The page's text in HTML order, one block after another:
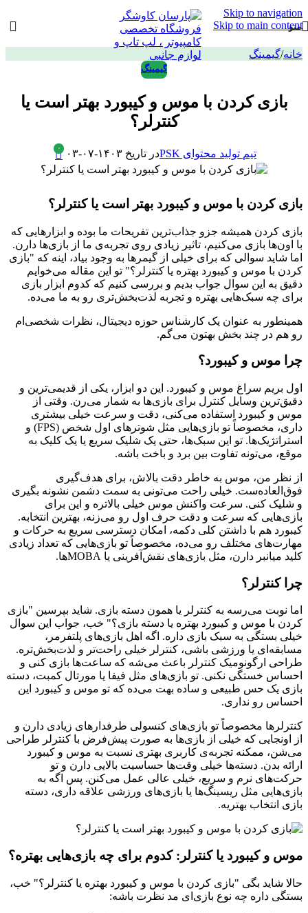
Skip to navigation
Skip to main content
منو
خانه/گیمینگ
گیمینگ
بازی کردن با موس و کیبورد بهتر است یا
کنترلر؟
تیم تولید محتوای PSK در تاریخ ۱۴۰۳-۰۷-۰۳ ۰
بازی کردن با موس و کیبورد بهتر است یا کنترلر؟
بازی کردن همیشه جزو جذاب‌ترین تفریحات ما بوده و ابزارهایی که
با اون‌ها بازی می‌کنیم، تاثیر زیادی روی تجربه‌ی ما از بازی‌ها دارن.
اما شاید سوالی که برای خیلی از گیمرها به وجود بیاد، اینه که "بازی
کردن با موس و کیبورد بهتره یا کنترلر؟" تو این مقاله می‌خوایم
دقیق به این سوال جواب بدیم و بررسی کنیم که کدوم ابزار بازی
برای چه سبک‌هایی بهتره و تجربه لذت‌بخش‌تری رو به ما می‌ده.
همینطور به عنوان یک کارشناس حوزه دیجیتال، نظرات شخصی‌ام
رو هم در چند بخش بهتون می‌گم.
چرا موس و کیبورد؟
اول بریم سراغ موس و کیبورد. این دو ابزار، یکی از قدیمی‌ترین و
دقیق‌ترین وسایل کنترل برای بازی‌ها به شمار می‌رن. وقتی از
موس و کیبورد استفاده می‌کنی، دقت و سرعت خیلی بیشتری
داری، مخصوصاً تو بازی‌هایی مثل شوترهای اول شخص (FPS) و
استراتژیک‌ها. تو این سبک‌ها، حتی یک شلیک سریع یا یک کلیک به
موقع، می‌تونه تفاوت بین برد و باخت باشه.
از نظر من، موس به خاطر دقت بالاش، برای هدف‌گیری
فوق‌العاده‌ست. خیلی راحت می‌تونی به سمت دشمن نشونه بگیری
و شلیک کنی. سرعت واکنش موس خیلی بالاتره و این برای
بازی‌هایی که سرعت و دقت حرف اول رو می‌زنه، بهترین انتخابه.
کیبورد هم با داشتن کلی دکمه، امکان دسترسی سریع به حرکات و
مهارت‌های مختلف رو می‌ده، مخصوصاً تو بازی‌هایی که تعداد زیادی
کلید میانبر دارن، مثل بازی‌های نقش‌آفرینی یا MOBAها.
چرا کنترلر؟
اما نوبت می‌رسه به کنترلر یا همون دسته بازی. شاید بپرسین "بازی
کردن با موس و کیبورد بهتره یا دسته بازی؟" خب، جواب این سوال
خیلی بستگی به سبک بازی داره. اگه اهل بازی‌های پلتفرمر،
مسابقه‌ای یا ورزشی باشی، کنترلر خیلی راحت‌تر و لذت‌بخش‌تره.
طراحی ارگونومیک کنترلر باعث می‌شه که ساعت‌ها بازی کنی و
احساس خستگی نکنی. تو بازی‌های مثل فیفا یا مورتال کمبت، دسته
بازی یک حس طبیعی و ساده بهت می‌ده که تو موس و کیبورد این
احساس رو نداری.
کنترلرها مخصوصاً تو بازی‌های کنسولی طرفدارهای زیادی دارن و
از اونجایی که خیلی از بازی‌ها به صورت پیش‌فرض با کنترلر طراحی
می‌شن، ممکنه تجربه‌ی کاربری بهتری نسبت به موس و کیبورد
ارائه بدن. دسته‌ها خیلی وقت‌ها حساسیت بالایی دارن و تو
حرکت‌های نرم و سریع، خیلی عالی عمل می‌کنن. پس اگه به
بازی‌هایی مثل ریسینگ‌ها یا بازی‌های ورزشی علاقه داری، دسته
بازی انتخاب بهتریه.
موس و کیبورد یا کنترلر: کدوم برای چه بازی‌هایی بهتره؟
حالا شاید بگی "بازی کردن با موس و کیبورد بهتره یا کنترلر؟" خب،
بستگی داره چه نوع بازی‌ای مد نظرت باشه: